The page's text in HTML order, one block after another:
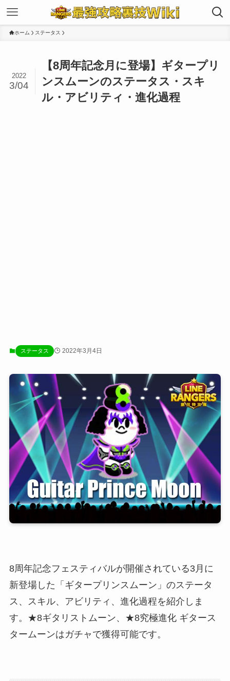
ホーム ステータス
【8周年記念月に登場】ギタープリ
ンスムーンのステータス・スキ
ル・アビリティ・進化過程
2022
3/04
ステータス 2022年3月4日
8周年記念フェスティバルが開催されている3月に
新登場した「ギタープリンスムーン」のステータ
ス、スキル、アビリティ、進化過程を紹介しま
す。★8ギタリストムーン、★8究極進化 ギタース
タームーンはガチャで獲得可能です。